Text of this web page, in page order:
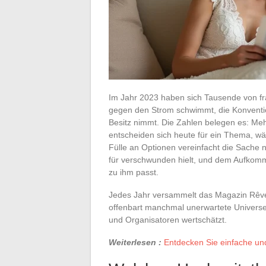
Im Jahr 2023 haben sich Tausende von
gegen den Strom schwimmt, die
Besitz nimmt. Die Zahlen belegen es:
entscheiden sich heute für ein Thema,
Fülle an Optionen vereinfacht die Sache
für verschwunden hielt, und dem
zu ihm passt.
Jedes Jahr versammelt das Magazin
offenbart manchmal unerwartete
und Organisatoren wertschätzt.
Weiterlesen : Entdecken Sie einfache